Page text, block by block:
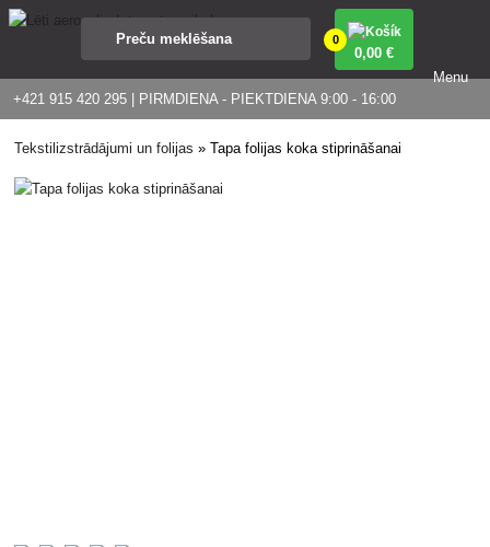
+421 915 420 295 | PIRMDIENA - PIEKTDIENA 9:00 - 16:00
0
0,00 €
Menu
Tekstilizstrādājumi un folijas »Tapa folijas koka stiprināšanai